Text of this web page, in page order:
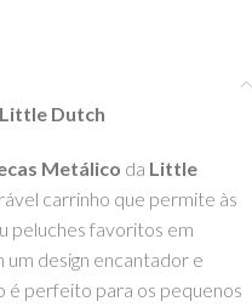
Dutch
Metálico da Little
carrinho que permite às
peluches favoritos em
um design encantador e
é perfeito para os pequenos